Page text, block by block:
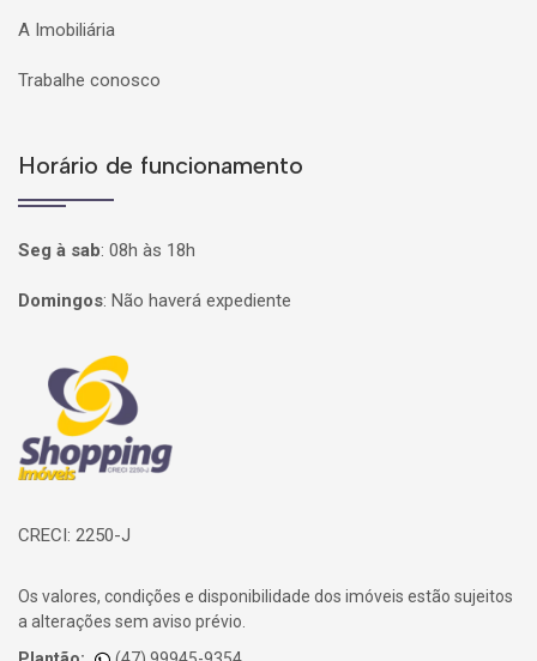
A Imobiliária
Trabalhe conosco
Horário de funcionamento
Seg à sab: 08h às 18h
Domingos: Não haverá expediente
Página inicial
CRECI: 2250-J
Os valores, condições e disponibilidade dos imóveis estão sujeitos
a alterações sem aviso prévio.